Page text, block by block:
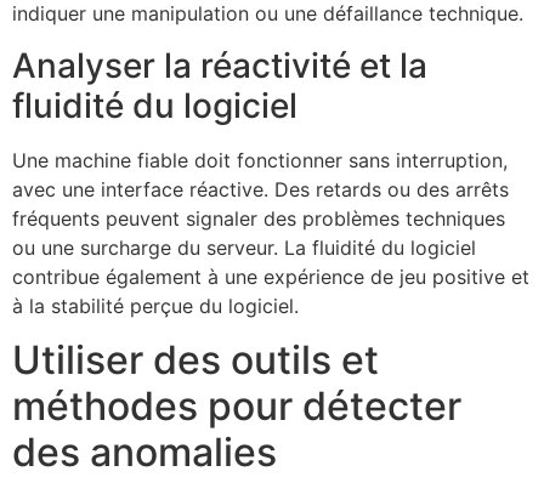
indiquer une manipulation ou une défaillance technique.
Analyser la réactivité et la
fluidité du logiciel
Une machine fiable doit fonctionner sans interruption,
avec une interface réactive. Des retards ou des arrêts
fréquents peuvent signaler des problèmes techniques
ou une surcharge du serveur. La fluidité du logiciel
contribue également à une expérience de jeu positive et
à la stabilité perçue du logiciel.
Utiliser des outils et
méthodes pour détecter
des anomalies